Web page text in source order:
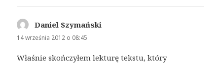
Daniel Szymański
14 września 2012 o 08:45
Właśnie skończyłem lekturę tekstu, który